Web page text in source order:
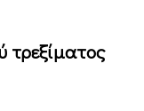
τρεξίματος